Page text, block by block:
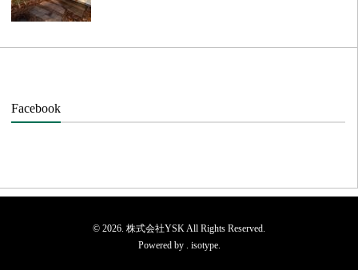
Facebook
© 2026. 株式会社YSK All Rights Reserved.
Powered by . isotype.